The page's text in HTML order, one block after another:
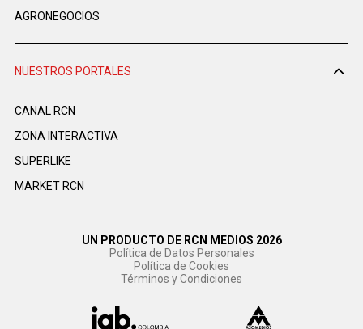
AGRONEGOCIOS
NUESTROS PORTALES
CANAL RCN
ZONA INTERACTIVA
SUPERLIKE
MARKET RCN
UN PRODUCTO DE RCN MEDIOS 2026
Política de Datos Personales
Política de Cookies
Términos y Condiciones